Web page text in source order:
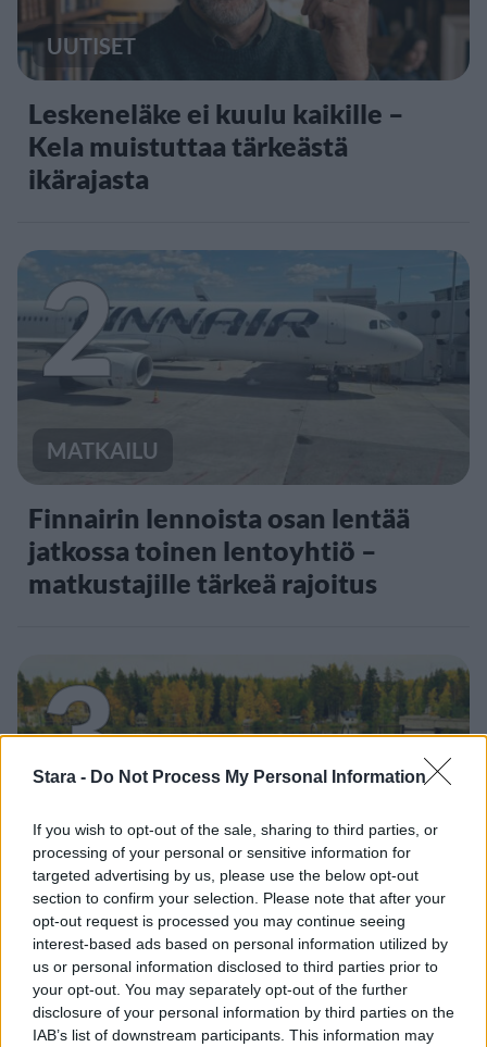
Stara - Do Not Process My Personal Information
If you wish to opt-out of the sale, sharing to third parties, or
processing of your personal or sensitive information for
targeted advertising by us, please use the below opt-out
section to confirm your selection. Please note that after your
opt-out request is processed you may continue seeing
interest-based ads based on personal information utilized by
us or personal information disclosed to third parties prior to
your opt-out. You may separately opt-out of the further
disclosure of your personal information by third parties on the
IAB’s list of downstream participants. This information may
UUTISET
Leskeneläke ei kuulu kaikille –
Kela muistuttaa tärkeästä
ikärajasta
2
MATKAILU
Finnairin lennoista osan lentää
jatkossa toinen lentoyhtiö –
matkustajille tärkeä rajoitus
3
VIIHDEUUTISET
Sääennuste ulottuu nyt
marraskuulle – tältä näyttää
syksyn sää